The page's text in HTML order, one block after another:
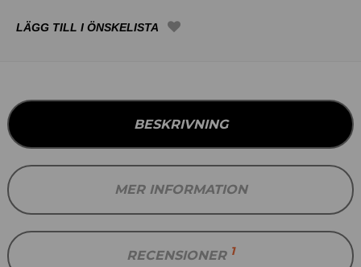
BESKRIVNING
MER INFORMATION
RECENSIONER 1